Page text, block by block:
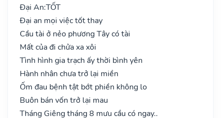
Đại An:TỐT
Đại an mọi việc tốt thay
Cầu tài ở nẻo phương Tây có tài
Mất của đi chửa xa xôi
Tình hình gia trạch ấy thời bình yên
Hành nhân chưa trở lại miền
Ốm đau bệnh tật bớt phiền không lo
Buôn bán vốn trở lại mau
Tháng Giêng tháng 8 mưu cầu có ngay..